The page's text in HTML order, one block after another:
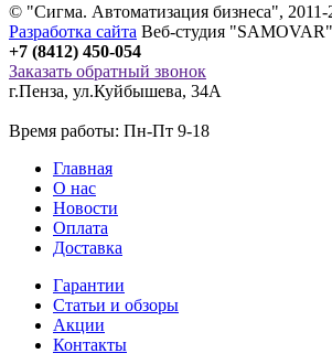
© "Сигма. Автоматизация бизнеса", 2011-
Разработка сайта Веб-студия "SAMOVAR"
+7 (8412) 450-054
Заказать обратный звонок
г.Пенза, ул.Куйбышева, 34А
Время работы: Пн-Пт 9-18
Главная
О нас
Новости
Оплата
Доставка
Гарантии
Статьи и обзоры
Акции
Контакты